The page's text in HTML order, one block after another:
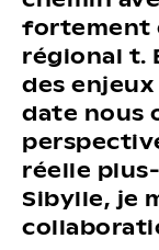
fortement
régional t.
des
date nous
réelle
Sibylle, je